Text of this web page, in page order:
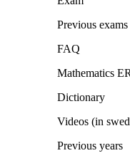
Previous exams
FAQ
Mathematics ER
Dictionary
Videos (in
Previous years